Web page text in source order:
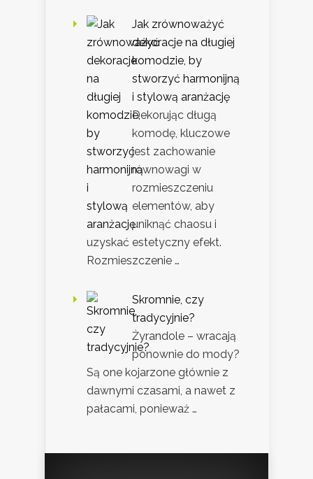
Jak zrównoważyć
dekoracje na długiej
komodzie, by
stworzyć harmonijną
i stylową aranżację
Dekorując długą
komodę, kluczowe
jest zachowanie
równowagi w
rozmieszczeniu
elementów, aby
uniknąć chaosu i
uzyskać estetyczny efekt.
Rozmieszczenie …
Skromnie, czy
tradycyjnie?
Żyrandole – wracają
ponownie do mody?
Są one kojarzone głównie z
dawnymi czasami, a nawet z
pałacami, ponieważ …